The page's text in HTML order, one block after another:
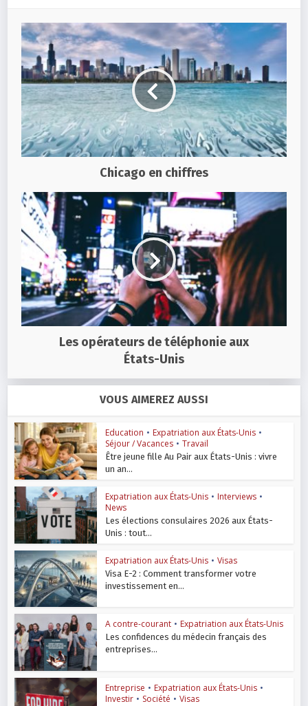
Chicago en chiffres
Les opérateurs de téléphonie aux
États-Unis
VOUS AIMEREZ AUSSI
Education • Expatriation aux États-Unis •
Séjour / Vacances • Travail
Être jeune fille Au Pair aux États-Unis : vivre
un an...
Expatriation aux États-Unis • Interviews •
News
Les élections consulaires 2026 aux États-
Unis : tout...
Expatriation aux États-Unis • Visas
Visa E-2 : Comment transformer votre
investissement en...
A contre-courant • Expatriation aux États-Unis
Les confidences du médecin français des
entreprises...
Entreprise • Expatriation aux États-Unis •
Investir • Société • Visas